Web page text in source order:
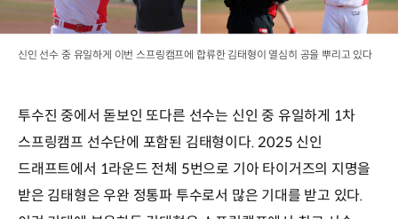
신인 선수 중 유일하게 이번 스프링캠프에 합류한 김태형이 열심히 공을 뿌리고 있다
투수진 중에서 돋보인 또다른 선수는 신인 중 유일하게 1차
스프링캠프 선수단에 포함된 김태형이다. 2025 신인
드래프트에서 1라운드 전체 5번으로 기아 타이거즈의 지명을
받은 김태형은 우완 정통파 투수로서 많은 기대를 받고 있다.